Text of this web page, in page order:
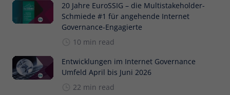
20 Jahre EuroSSIG – die Multistakeholder-
Schmiede #1 für angehende Internet
Governance-Engagierte
10 min read
Entwicklungen im Internet Governance
Umfeld April bis Juni 2026
22 min read